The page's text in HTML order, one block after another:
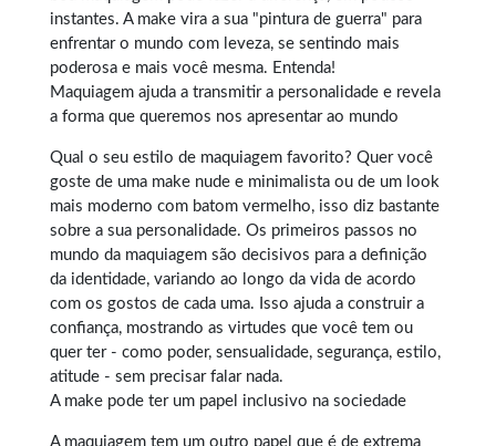
instantes. A make vira a sua "pintura de guerra" para
enfrentar o mundo com leveza, se sentindo mais
poderosa e mais você mesma. Entenda!
Maquiagem ajuda a transmitir a personalidade e revela
a forma que queremos nos apresentar ao mundo
Qual o seu estilo de maquiagem favorito? Quer você
goste de uma make nude e minimalista ou de um look
mais moderno com batom vermelho, isso diz bastante
sobre a sua personalidade. Os primeiros passos no
mundo da maquiagem são decisivos para a definição
da identidade, variando ao longo da vida de acordo
com os gostos de cada uma. Isso ajuda a construir a
confiança, mostrando as virtudes que você tem ou
quer ter - como poder, sensualidade, segurança, estilo,
atitude - sem precisar falar nada.
A make pode ter um papel inclusivo na sociedade
A maquiagem tem um outro papel que é de extrema